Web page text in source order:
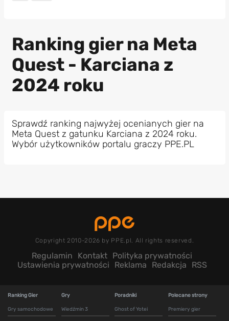
Ranking gier na Meta
Quest - Karciana z
2024 roku
Sprawdź ranking najwyżej ocenianych gier na
Meta Quest z gatunku Karciana z 2024 roku.
Wybór użytkowników portalu graczy PPE.PL
Copyright 2010-2026 by PPE.pl. All rights reserved.
Regulamin Kontakt Polityka prywatności
Ustawienia prywatności
Reklama Redakcja RSS
Ranking Gier
Gry samochodowe
Gry
Wiedźmin 3
Poradniki
Ghost of Yotei
Polecane strony
Premiery gier